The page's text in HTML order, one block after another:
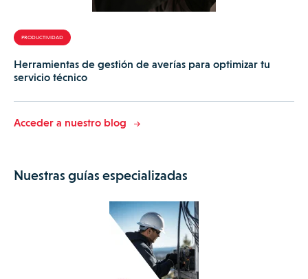
PRODUCTIVIDAD
Herramientas de gestión de averías para optimizar tu
servicio técnico
Acceder a nuestro blog
Nuestras guías especializadas